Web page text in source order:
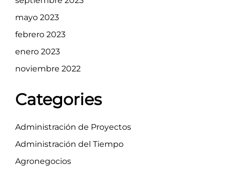
mayo 2023
febrero 2023
enero 2023
noviembre 2022
Categories
Administración de Proyectos
Administración del Tiempo
Agronegocios